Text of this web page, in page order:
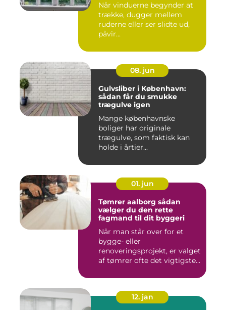
Når vinduerne begynder at
trække, dugger mellem
ruderne eller ser slidte ud,
påvir...
08. jun
Gulvsliber i København:
sådan får du smukke
trægulve igen
Mange københavnske
boliger har originale
trægulve, som faktisk kan
holde i årtier...
01. jun
Tømrer aalborg sådan
vælger du den rette
fagmand til dit byggeri
Når man står over for et
bygge- eller
renoveringsprojekt, er valget
af tømrer ofte det vigtigste
12. jan